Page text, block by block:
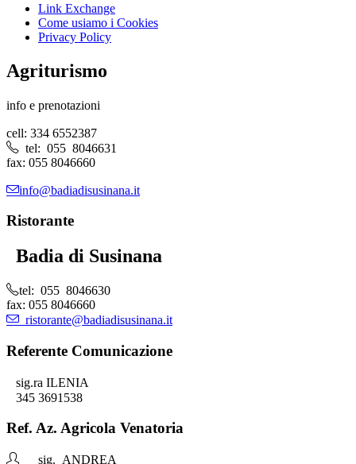
Link Exchange
Come usiamo i Cookies
Privacy Policy
Agriturismo
info e prenotazioni
cell: 334 6552387
tel: 055 8046631
fax: 055 8046660
info@badiadisusinana.it
Ristorante
Badia di Susinana
tel: 055 8046630
fax: 055 8046660
ristorante@badiadisusinana.it
Referente Comunicazione
sig.ra ILENIA
345 3691538
Ref. Az. Agricola Venatoria
sig. ANDREA